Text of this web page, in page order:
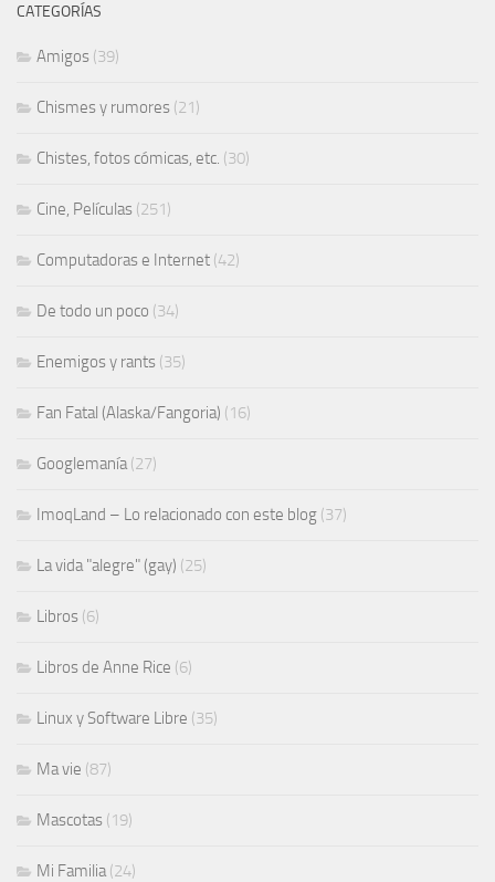
CATEGORÍAS
Amigos (39)
Chismes y rumores (21)
Chistes, fotos cómicas, etc. (30)
Cine, Películas (251)
Computadoras e Internet (42)
De todo un poco (34)
Enemigos y rants (35)
Fan Fatal (Alaska/Fangoria) (16)
Googlemanía(27)
ImoqLand – Lo relacionado con este blog (37)
La vida "alegre" (gay) (25)
Libros (6)
Libros de Anne Rice (6)
Linux y Software Libre (35)
Ma vie (87)
Mascotas (19)
Mi Familia(24)